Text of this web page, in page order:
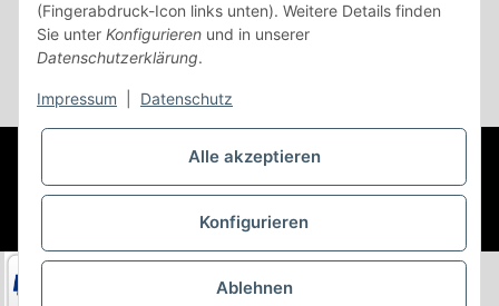
* Alle Preise inkl. gesetzlicher USt., zzgl.
Besucherzähler: 44750403
Developed byThemehero
Powered byJTL-Shop
(Fingerabdruck-Icon links unten). Weitere Details finden
Sie unter Konfigurieren und in unserer
Datenschutzerklärung.
Impressum Datenschutz
Alle akzeptieren
Konfigurieren
Ablehnen